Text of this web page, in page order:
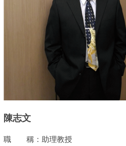
陳志文
職 稱：助理教授